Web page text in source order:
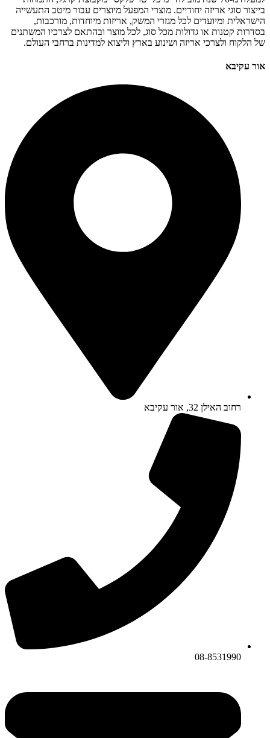
בייצור סוגי אריזה יחודיים. מוצרי המפעל מיוצרים עבור מיטב התעשייה
הישראלית ומיועדים לכל מגזרי המשק, אריזות מיוחדות, מורכבות,
בסדרות קטנות או גדולות מכל סוג, לכל מוצר ובהתאם לצרכיו המשתנים
של הלקוח ולצרכי אריזה ושינוע בארץ וליצוא למדינות ברחבי העולם.
אור עקיבא
רחוב האילן 32, אור עקיבא
08-8531990